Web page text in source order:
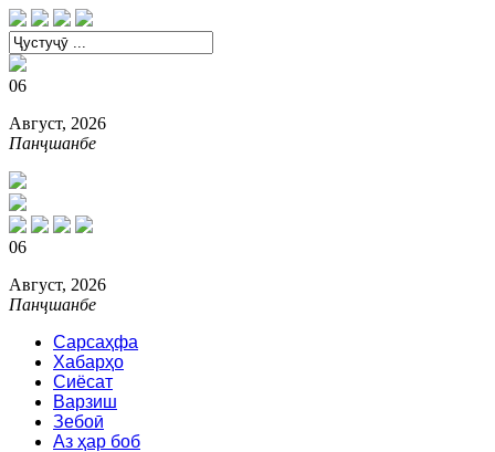
06
Август, 2026
Панҷшанбе
06
Август, 2026
Панҷшанбе
Сарсаҳфа
Хабарҳо
Сиёсат
Варзиш
Зебоӣ
Аз ҳар боб